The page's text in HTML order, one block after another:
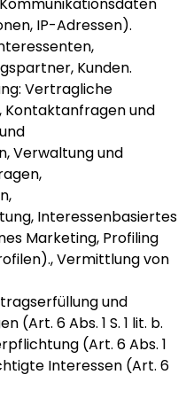
IP-Adressen).
Kunden.
Vertragliche
Kontaktanfragen und
Verwaltung und
Interessenbasiertes
Marketing, Profiling
Vermittlung von
und
(Art. 6 Abs. 1 S. 1 lit. b.
(Art. 6 Abs. 1
Interessen (Art. 6